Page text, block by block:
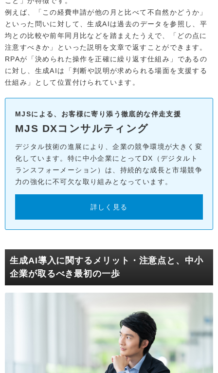
例えば、「この経費申請が他の月と比べて不自然かどうか」
といった問いに対して、生成AIは過去のデータを参照し、平
均との比較や前年同月比などを踏まえたうえで、「どの点に
注意すべきか」といった説明を文章で返すことができます。
RPAが「決められた操作を正確に繰り返す仕組み」であるの
に対し、生成AIは「判断や説明が求められる場面を支援する
仕組み」として位置付けられています。
MJSによる、お客様に寄り添う徹底的な伴走支援
MJS DXコンサルティング
デジタル技術の進展により、企業の競争環境が大きく変
化しています。特に中小企業にとってDX（デジタルト
ランスフォーメーション）は、持続的な成長と市場競争
力の強化に不可欠な取り組みとなっています。
詳しく見る
生成AI導入に関するメリット・注意点と、中小
企業が取るべき最初の一歩